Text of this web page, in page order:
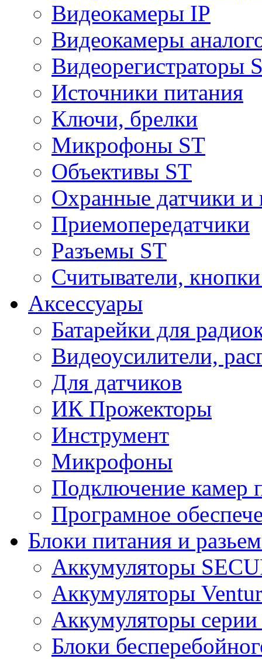
Видеокамеры IP
Видеокамеры
Видеорегистраторы
Источники питания
Ключи, брелки
Микрофоны ST
Объективы ST
Охранные датчики и
Приемопередатчики
Разъемы ST
Считыватели,
Аксессуары
Батарейки для
Видеоусилители,
Для датчиков
ИК Прожекторы
Инструмент
Микрофоны
Подключение камер
Програмное
Блоки питания и
Аккумуляторы
Аккумуляторы
Аккумуляторы
Блоки